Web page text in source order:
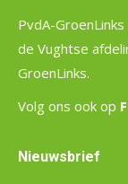
PvdA-
de Vughtse
GroenLinks.
Volg ons ook op
Nieuwsbrief